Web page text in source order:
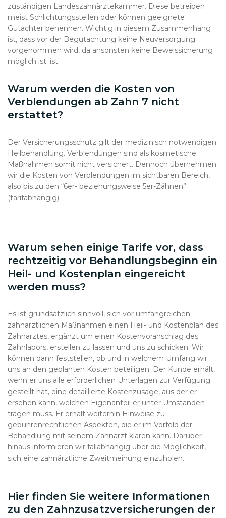
zuständigen Landeszahnärztekammer. Diese betreiben
meist Schlichtungsstellen oder können geeignete
Gutachter benennen. Wichtig in diesem Zusammenhang
ist, dass vor der Begutachtung keine Neuversorgung
vorgenommen wird, da ansonsten keine Beweissicherung
möglich ist. ist.
Warum werden die Kosten von
Verblendungen ab Zahn 7 nicht
erstattet?
Der Versicherungsschutz gilt der medizinisch notwendigen
Heilbehandlung. Verblendungen sind als kosmetische
Maßnahmen somit nicht versichert. Dennoch übernehmen
wir die Kosten von Verblendungen im sichtbaren Bereich,
also bis zu den “6er- beziehungsweise 5er-Zähnen”
(tarifabhängig).
Warum sehen einige Tarife vor, dass
rechtzeitig vor Behandlungsbeginn ein
Heil- und Kostenplan eingereicht
werden muss?
Es ist grundsätzlich sinnvoll, sich vor umfangreichen
zahnärztlichen Maßnahmen einen Heil- und Kostenplan des
Zahnarztes, ergänzt um einen Kostenvoranschlag des
Zahnlabors, erstellen zu lassen und uns zu schicken. Wir
können dann feststellen, ob und in welchem Umfang wir
uns an den geplanten Kosten beteiligen. Der Kunde erhält,
wenn er uns alle erforderlichen Unterlagen zur Verfügung
gestellt hat, eine detaillierte Kostenzusage, aus der er
ersehen kann, welchen Eigenanteil er unter Umständen
tragen muss. Er erhält weiterhin Hinweise zu
gebührenrechtlichen Aspekten, die er im Vorfeld der
Behandlung mit seinem Zahnarzt klären kann. Darüber
hinaus informieren wir fallabhängig über die Möglichkeit,
sich eine zahnärztliche Zweitmeinung einzuholen.
Hier finden Sie weitere Informationen
zu den Zahnzusatzversicherungen der